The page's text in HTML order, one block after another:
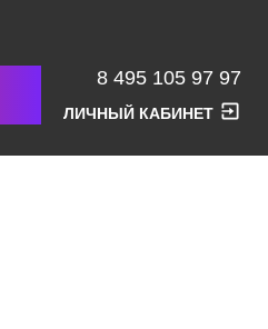
8 495 105 97 97
ЛИЧНЫЙ КАБИНЕТ